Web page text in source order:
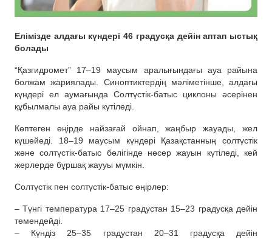
Елімізде алдағы күндері 46 градусқа дейін аптап ыстық
болады
“Қазгидромет” 17–19 маусым аралығындағы ауа райына
болжам жариялады. Синоптиктердің мәліметінше, алдағы
күндері ел аумағында Солтүстік-батыс циклоны әсерінен
құбылмалы ауа райы күтіледі.
Көптеген өңірде найзағай ойнап, жаңбыр жауады, жел
күшейеді. 18–19 маусым күндері Қазақстанның солтүстік
және солтүстік-батыс бөлігінде нөсер жауын күтіледі, кей
жерлерде бұршақ жаууы мүмкін.
Солтүстік пен солтүстік-батыс өңірлер:
– Түнгі температура 17–25 градустан 15–23 градусқа дейін
төмендейді.
– Күндіз 25–35 градустан 20–31 градусқа дейін